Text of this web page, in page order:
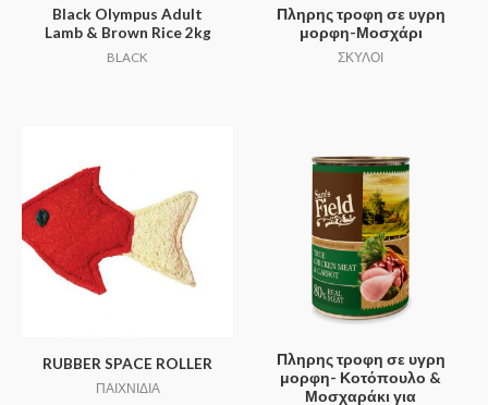
Black Olympus Adult
Lamb & Brown Rice 2kg
BLACK
Πληρης τροφη σε υγρη
μορφη-Μοσχάρι
ΣΚΥΛΟΙ
RUBBER SPACE ROLLER
ΠΑΙΧΝΙΔΙΑ
Πληρης τροφη σε υγρη
μορφη- Κοτόπουλο &
Μοσχαράκι για